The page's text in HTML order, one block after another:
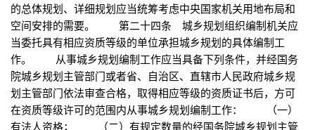
的总体规划、详细规划应当统筹考虑中央国家机关用地布局和
空间安排的需要。 第二十四条 城乡规划组织编制机关应
当委托具有相应资质等级的单位承担城乡规划的具体编制工
作。 从事城乡规划编制工作应当具备下列条件，并经国务
院城乡规划主管部门或者省、自治区、直辖市人民政府城乡规
划主管部门依法审查合格，取得相应等级的资质证书后，方可
在资质等级许可的范围内从事城乡规划编制工作： （一）
有法人资格； （二）有规定数量的经国务院城乡规划主管